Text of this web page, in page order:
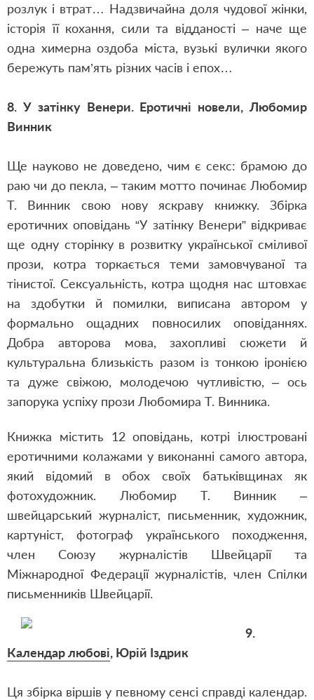
розлук і втрат… Надзвичайна доля чудової жінки,
історія її кохання, сили та відданості – наче ще
одна химерна оздоба міста, вузькі вулички якого
бережуть пам’ять різних часів і епох…
8. У затінку Венери. Еротичні новели, Любомир
Винник
Ще науково не доведено, чим є секс: брамою до
раю чи до пекла, – таким мотто починає Любомир
Т. Винник свою нову яскраву книжку. Збірка
еротичних оповідань “У затінку Венери” відкриває
ще одну сторінку в розвитку української сміливої
прози, котра торкається теми замовчуваної та
тінистої. Сексуальність, котра щодня нас штовхає
на здобутки й помилки, виписана автором у
формально ощадних повносилих оповіданнях.
Добра авторова мова, захопливі сюжети й
культуральна близькість разом із тонкою іронією
та дуже свіжою, молодечою чутливістю, – ось
запорука успіху прози Любомира Т. Винника.
Книжка містить 12 оповідань, котрі ілюстровані
еротичними колажами у виконанні самого автора,
який відомий в обох своїх батьківщинах як
фотохудожник. Любомир Т. Винник –
швейцарський журналіст, письменник, художник,
картуніст, фотограф українського походження,
член Союзу журналістів Швейцарії та
Міжнародної Федерації журналістів, член Спілки
письменників Швейцарії.
9.
Календар любові, Юрій Іздрик
Ця збірка віршів у певному сенсі справді календар.